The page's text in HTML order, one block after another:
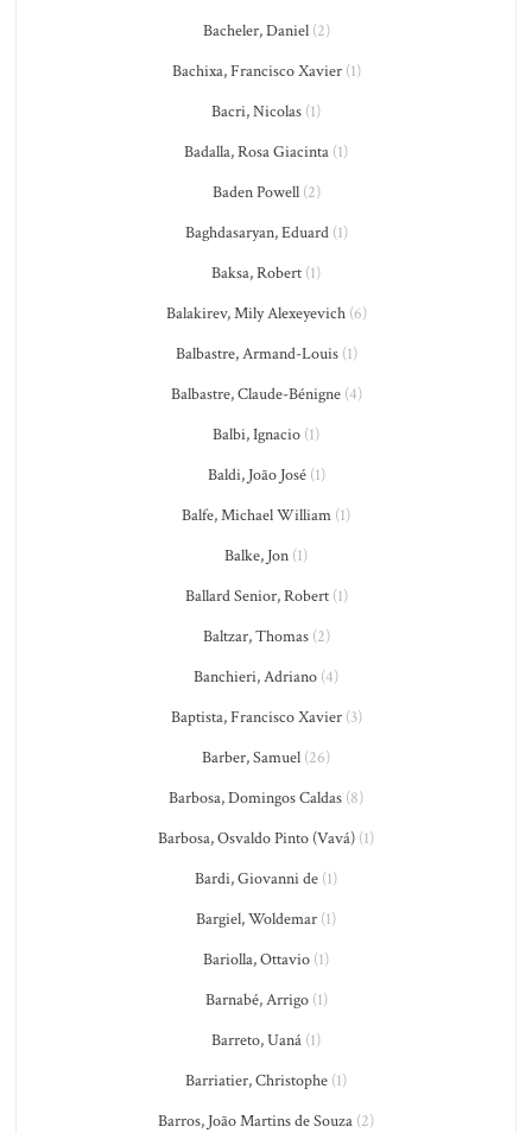
Bacheler, Daniel(2)
Bachixa, Francisco Xavier(1)
Bacri, Nicolas (1)
Badalla, Rosa Giacinta (1)
Baden Powell(2)
Baghdasaryan, Eduard(1)
Baksa, Robert (1)
Balakirev, Mily Alexeyevich(6)
Balbastre, Armand-Louis(1)
Balbastre, Claude-Bénigne(4)
Balbi, Ignacio (1)
Baldi, João José(1)
Balfe, Michael William (1)
Balke, Jon (1)
Ballard Senior, Robert(1)
Baltzar, Thomas(2)
Banchieri, Adriano (4)
Baptista, Francisco Xavier(3)
Barber, Samuel (26)
Barbosa, Domingos Caldas (8)
Barbosa, Osvaldo Pinto (Vavá) (1)
Bardi, Giovanni de (1)
Bargiel, Woldemar (1)
Bariolla, Ottavio (1)
Barnabé, Arrigo(1)
Barreto, Uaná (1)
Barriatier, Christophe (1)
Barros, João Martins de Souza (2)